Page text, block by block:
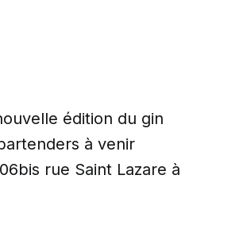
édition du gin
à venir
rue Saint Lazare à